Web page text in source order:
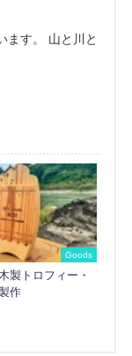
ます。 山と川と
Goods
製トロフィー・
作